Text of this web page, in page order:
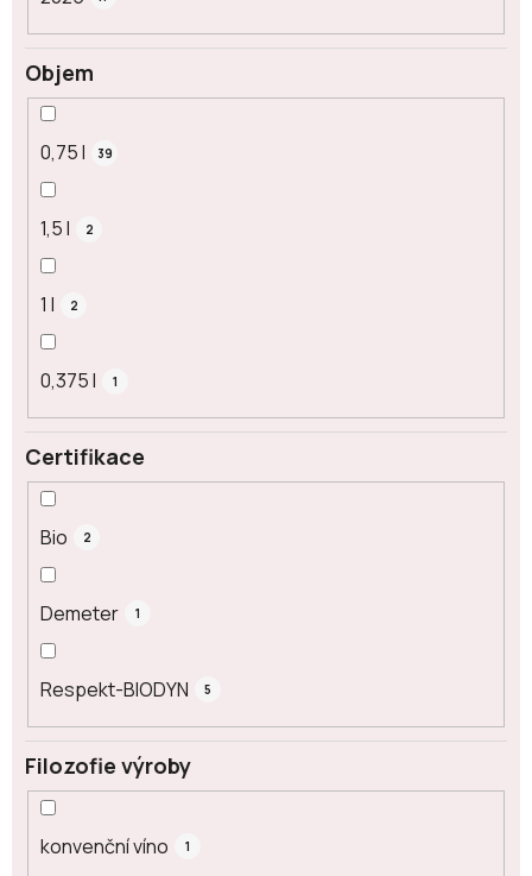
Objem
0,75 l 39
1,5 l 2
1 l 2
0,375 l 1
Certifikace
Bio 2
Demeter 1
Respekt-BIODYN 5
Filozofie výroby
konvenční víno 1